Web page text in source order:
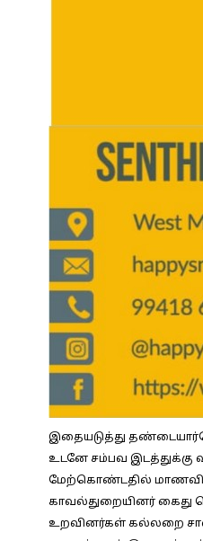
இதையடுத்து
உடனே சம்பவ இடத்துக்கு
மேற்கொண்டதில்
காவல்துறையினர் கைது
உறவினர்கள் கல்லறை